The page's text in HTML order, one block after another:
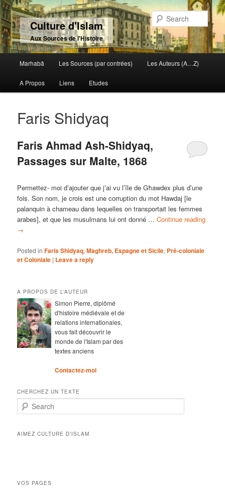
Culture d'Islam
Aux Sources de l'Histoire
Skip to primary content
Skip to secondary content
Marhabâ Les Sources (par contrées) Les Auteurs (A…Z)
A Propos Liens Etudes
Faris Shidyaq
Faris Ahmad Ash-Shidyaq,
Passages sur Malte, 1868
Permettez- moi d’ajouter que j’ai vu l’île de Għawdex plus d’une
fois. Son nom, je crois est une corruption du mot Hawdaj [le
palanquin à chameau dans lequelles on transportait les femmes
arabes], et que les musulmans lui ont donné …Continue reading
→
Posted in Faris Shidyaq,Maghreb, Espagne et Sicile, Pré-coloniale
et Coloniale | Leave a reply
A PROPOS DE L’AUTEUR
Simon Pierre, diplômé
d'histoire médiévale et de
relations internationales,
vous fait découvrir le
monde de l'Islam par des
textes anciens
Contactez-moi
CHERCHEZ UN TEXTE
Search
AIMEZ CULTURE D’ISLAM
VOS PAGES